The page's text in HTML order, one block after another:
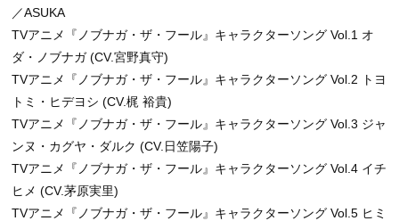
／ASUKA
TVアニメ『ノブナガ・ザ・フール』キャラクターソング Vol.1 オ
ダ・ノブナガ (CV.宮野真守)
TVアニメ『ノブナガ・ザ・フール』キャラクターソング Vol.2 トヨ
トミ・ヒデヨシ (CV.梶 裕貴)
TVアニメ『ノブナガ・ザ・フール』キャラクターソング Vol.3 ジャ
ンヌ・カグヤ・ダルク (CV.日笠陽子)
TVアニメ『ノブナガ・ザ・フール』キャラクターソング Vol.4 イチ
ヒメ (CV.茅原実里)
TVアニメ『ノブナガ・ザ・フール』キャラクターソング Vol.5 ヒミ